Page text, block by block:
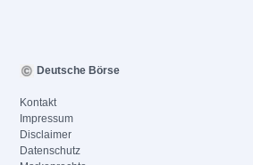
Deutsche Börse
Kontakt
Impressum
Disclaimer
Datenschutz